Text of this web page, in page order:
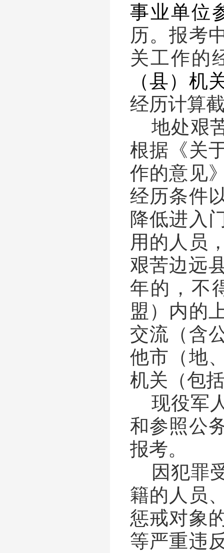
事业单位
历。报考
关工作的
（县）机
经历计算
地处艰
根据《关
作的意见
经历条件
降低进入
用的人员
艰苦边远
年的，不
盟）内的
交流（含
他市（地
机关（包
现役军
和参照公
报考。
因犯罪
籍的人员
惩戒对象
等严重违